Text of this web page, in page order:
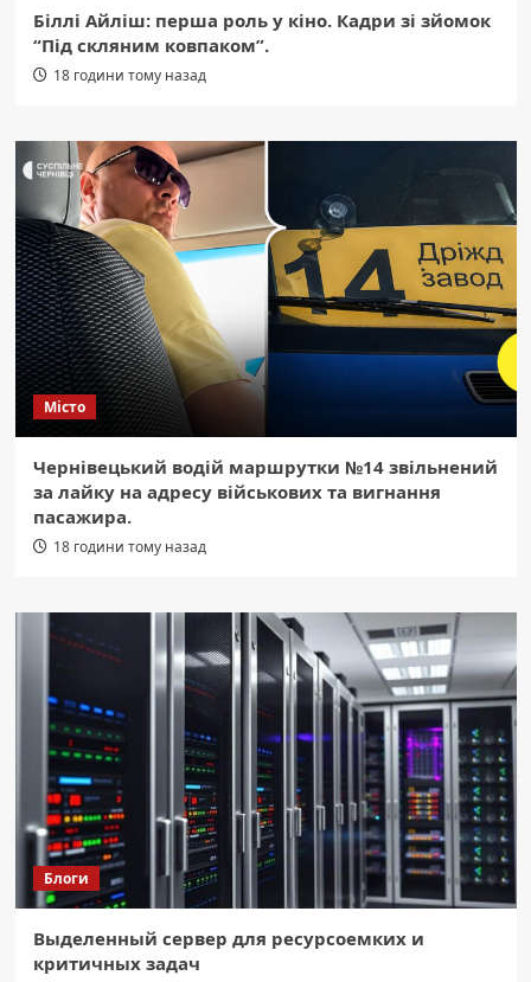
Біллі Айліш: перша роль у кіно. Кадри зі зйомок
“Під скляним ковпаком”.
18 години тому назад
Місто
Чернівецький водій маршрутки №14 звільнений
за лайку на адресу військових та вигнання
пасажира.
18 години тому назад
Блоги
Выделенный сервер для ресурсоемких и
критичных задач